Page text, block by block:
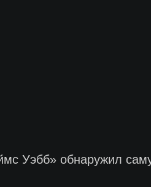
Уэбб» обнаружил